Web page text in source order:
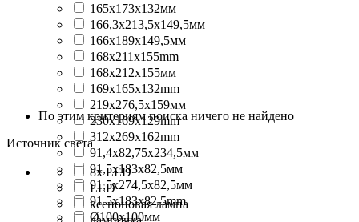
165x173x132мм
166,3x213,5x149,5мм
166x189x149,5мм
168x211x155mm
168x212x155мм
169x165x132mm
219x276,5x159мм
230x169x129mm
312x269x162mm
91,4x82,75x234,5мм
91,5x183x82,5мм
91,5x274,5x82,5мм
91.5x183x82.5mm
Ø100x100мм
По этим критериям поиска ничего не найдено
Источник света
8x LED
LED
ксеноновая лампа